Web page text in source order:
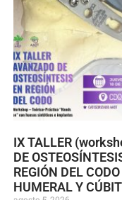
IX TALLER
DE
REGIÓN DEL
HUMERAL Y